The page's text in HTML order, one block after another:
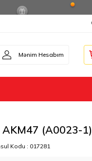
Mənim Hesabım
(A0023-1)
Kodu : 017281